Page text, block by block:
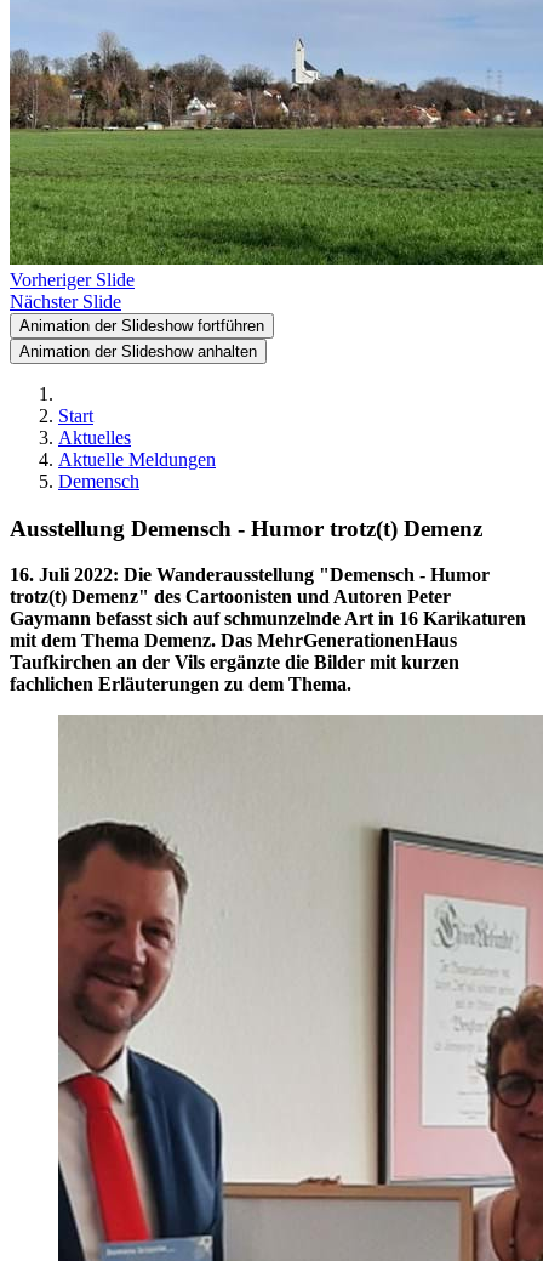
Vorheriger Slide
Nächster Slide
Animation der Slideshow fortführen
Animation der Slideshow anhalten
Start
Aktuelles
Aktuelle Meldungen
Demensch
Ausstellung Demensch - Humor trotz(t) Demenz
16. Juli 2022: Die Wanderausstellung "Demensch - Humor
trotz(t) Demenz" des Cartoonisten und Autoren Peter
Gaymann befasst sich auf schmunzelnde Art in 16 Karikaturen
mit dem Thema Demenz. Das MehrGenerationenHaus
Taufkirchen an der Vils ergänzte die Bilder mit kurzen
fachlichen Erläuterungen zu dem Thema.